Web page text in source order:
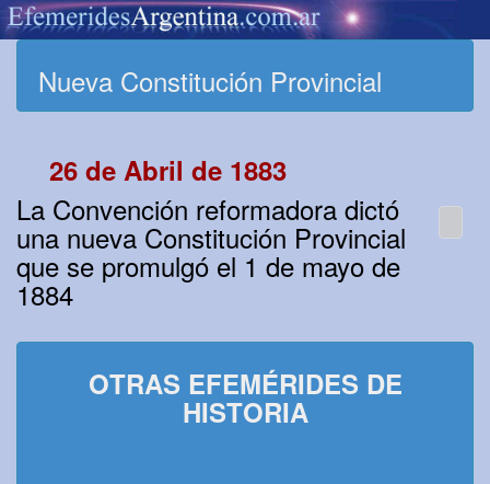
Nueva Constitución Provincial
26 de Abril de 1883
La Convención reformadora dictó
una nueva Constitución Provincial
que se promulgó el 1 de mayo de
1884
OTRAS EFEMÉRIDES DE
HISTORIA